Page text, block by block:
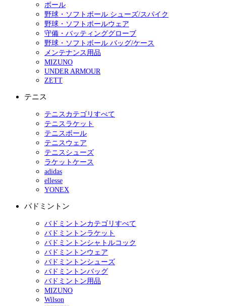
ボール
野球・ソフトボール シューズ/スパイク
野球・ソフトボールウェア
守備・バッティンググローブ
野球・ソフトボール バッグ/ケース
メンテナンス用品
MIZUNO
UNDER ARMOUR
ZETT
テニス
テニスカテゴリすべて
テニスラケット
テニスボール
テニスウェア
テニスシューズ
ラケットケース
adidas
ellesse
YONEX
バドミントン
バドミントンカテゴリすべて
バドミントンラケット
バドミントンシャトルコック
バドミントンウェア
バドミントンシューズ
バドミントンバッグ
バドミントン用品
MIZUNO
Wilson